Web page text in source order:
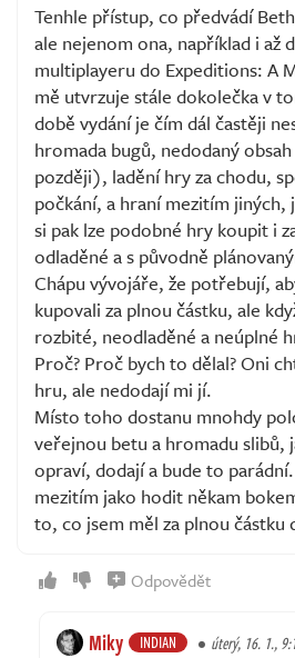
Tenhle přístup, co předvádí
ale nejenom ona, například i až
multiplayeru do Expeditions: A
mě utvrzuje stále dokolečka v
době vydání je čím dál častěji
hromada bugů, nedodaný
později), ladění hry za chodu,
počkání, a hraní mezitím
si pak lze podobné hry koupit i
odladěné a s původně
Chápu vývojáře, že potřebují,
kupovali za plnou částku, ale
rozbité, neodladěné a neúplné
Proč? Proč bych to dělal? Oni
hru, ale nedodají mi jí.
Místo toho dostanu mnohdy
veřejnou betu a hromadu slibů,
opraví, dodají a bude to
mezitím jako hodit někam
to, co jsem měl za plnou částku
Odpovědět
Miky INDIAN úterý, 16. 1.,